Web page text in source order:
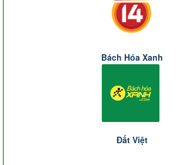
Bách Hóa Xanh
Đất Việt